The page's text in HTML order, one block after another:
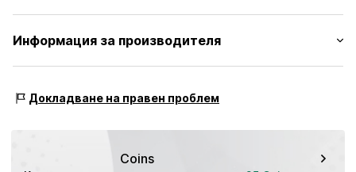
Сутиен с повдигащ ефект
С банели
Изваждащи се чашки
Външен материал: 35% Полиестер - PES, 60% Полиамид -
Информация за производителя
22179 Hamburg
Докладване на правен проблем
Coins